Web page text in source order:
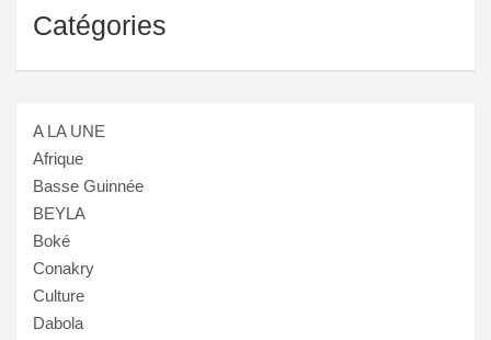
Catégories
A LA UNE
Afrique
Basse Guinnée
BEYLA
Boké
Conakry
Culture
Dabola